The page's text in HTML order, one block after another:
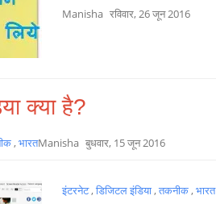
Manisha रविवार, 26 जून 2016
क्या है?
Manisha बुधवार, 15 जून 2016
,भारत
इंटरनेट,डिजिटल इंडिया,तकनीक,भारत